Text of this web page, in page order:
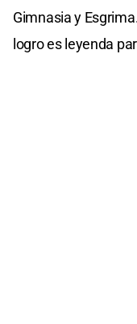
Gimnasia y
logro es leyenda